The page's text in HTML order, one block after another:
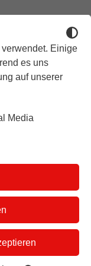
Einige
es uns
auf unserer
Media
Gäste:
bis
TV auf